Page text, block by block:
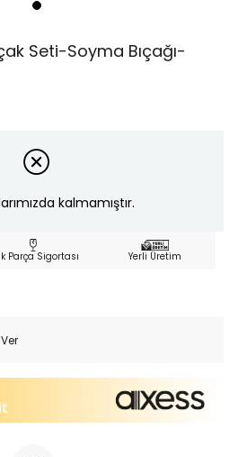
Seti-Soyma Bıçağı-
kalmamıştır.
Parça Sigortası Yerli Üretim